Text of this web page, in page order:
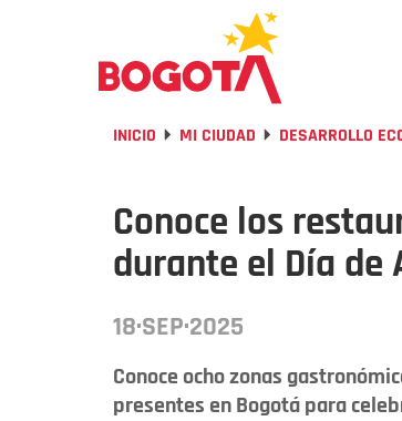
INICIO MI CIUDAD DESARROLLO
Conoce los
durante el Día de
18·SEP·2025
Conoce ocho zonas
presentes en Bogotá para